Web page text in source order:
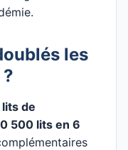
les
de
500 lits en 6